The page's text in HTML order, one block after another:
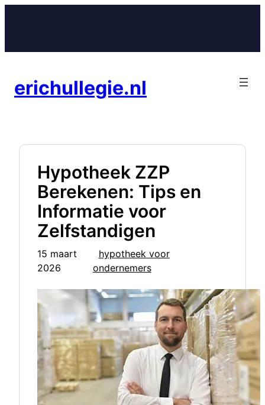
inhoud
erichullegie.nl
Hypotheek ZZP
Berekenen: Tips en
Informatie voor
Zelfstandigen
15 maart
2026
hypotheek voor
ondernemers